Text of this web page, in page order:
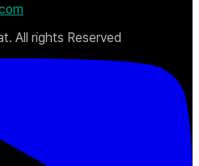
All rights Reserved